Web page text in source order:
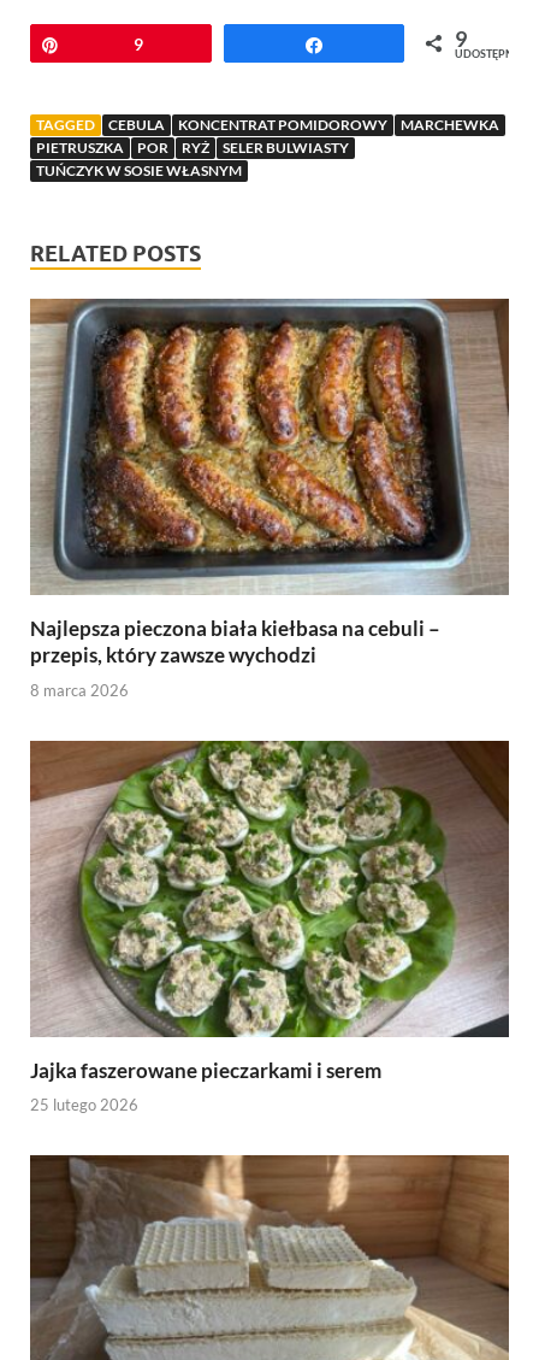
Przypnij9 9
UDOSTĘPNIEŃ
TAGGED CEBULA KONCENTRAT POMIDOROWY
MARCHEWKA
PIETRUSZKA
POR RYŻ
SELER BULWIASTY
TUŃCZYK W SOSIE WŁASNYM
RELATED POSTS
Najlepsza pieczona biała kiełbasa na cebuli –
przepis, który zawsze wychodzi
8 marca 2026
Jajka faszerowane pieczarkami i serem
25 lutego 2026